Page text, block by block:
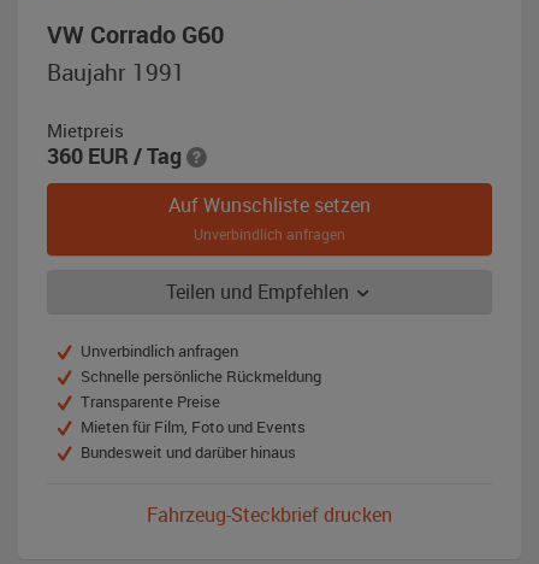
VW Corrado G60,
Baujahr 1991
Mietpreis
360 EUR / Tag
Auf Wunschliste setzen
Unverbindlich anfragen
Teilen und Empfehlen
Unverbindlich anfragen
Schnelle persönliche Rückmeldung
Transparente Preise
Mieten für Film, Foto und Events
Bundesweit und darüber hinaus
Fahrzeug-Steckbrief drucken